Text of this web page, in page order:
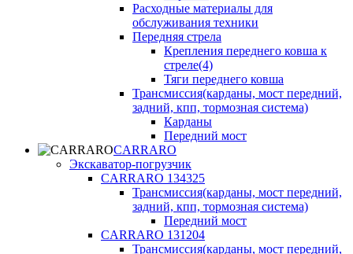
Расходные материалы для
обслуживания техники
Передняя стрела
Крепления переднего ковша к
стреле(4)
Тяги переднего ковша
Трансмиссия(карданы, мост передний,
задний, кпп, тормозная система)
Карданы
Передний мост
CARRARO
Экскаватор-погрузчик
CARRARO 134325
Трансмиссия(карданы, мост передний,
задний, кпп, тормозная система)
Передний мост
CARRARO 131204
Трансмиссия(карданы, мост передний,